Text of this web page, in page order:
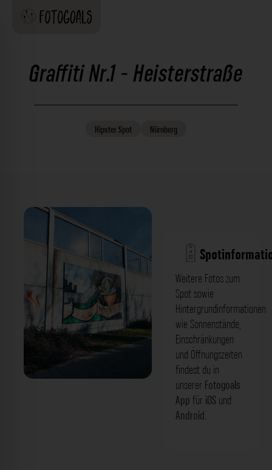
Graffiti Nr.1 - Heisterstraße
HipsterSpot Nürnberg
Weitere Fotos zum
Spot sowie
Hintergrundinformationen
wie Sonnenstände,
Einschränkungen
und Öffnungszeiten
findest du in
unserer Fotogoals
App für iOS und
Android.